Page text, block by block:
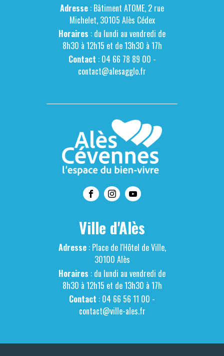
Adresse : Bâtiment ATOME, 2 rue
Michelet, 30105 Alès Cédex
Horaires : du lundi au vendredi de
8h30 à 12h15 et de 13h30 à 17h
Contact : 04 66 78 89 00 -
contact@alesagglo.fr
Ville d'Alès
Adresse: Place de l'Hôtel de Ville,
30100 Alès
Horaires : du lundi au vendredi de
8h30 à 12h15 et de 13h30 à 17h
Contact : 04 66 56 11 00 -
contact@ville-ales.fr